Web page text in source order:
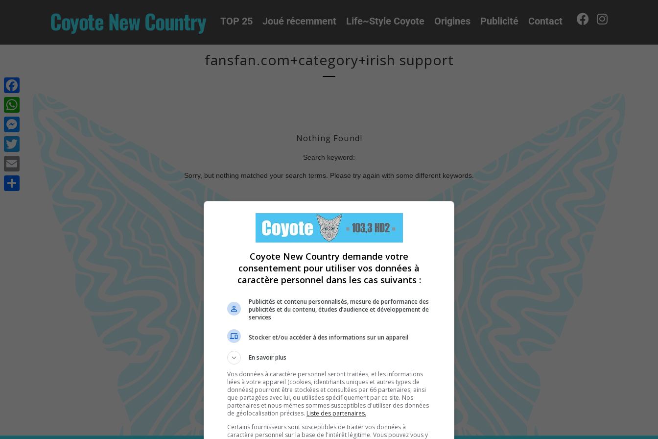
Coyote New Country TOP 25 Joué récemment Life~Style Coyote Origines Publicité Contact
fansfan.com+category+irish support
Nothing Found!
Search keyword:
Sorry, but nothing matched your search terms. Please try again with some different keywords.
Facebook
WhatsApp
Messenger
Twitter
Email
Coyote New Country demande votre
consentement pour utiliser vos données à
caractère personnel dans les cas suivants :
Publicités et contenu personnalisés, mesure de performance des
publicités et du contenu, études d’audience et développement de
services
Stocker et/ou accéder à des informations sur un appareil
En savoir plus
Vos données à caractère personnel seront traitées, et les informations
liées à votre appareil (cookies, identifiants uniques et autres types de
données) pourront être stockées et consultées par 66 partenaires, ainsi
que partagées avec lui, ou utilisées spécifiquement par ce site. Nos
partenaires et nous-mêmes sommes susceptibles d'utiliser des données
de géolocalisation précises. Liste des partenaires.
Certains fournisseurs sont susceptibles de traiter vos données à
caractère personnel sur la base de l'intérêt légitime. Vous pouvez vous y